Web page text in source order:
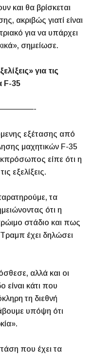
και θα βρίσκεται
ακριβώς γιατί είναι
για να υπάρχει
σημείωσε.
για τις
F-35
εξέτασης από
μαχητικών F-35
είπε ότι η
εξελίξεις.
τα
ότι η
στάδιο και πως
έχει δηλώσει
αλλά και οι
είναι κάτι που
τη διεθνή
υπόψη ότι
που έχει τα